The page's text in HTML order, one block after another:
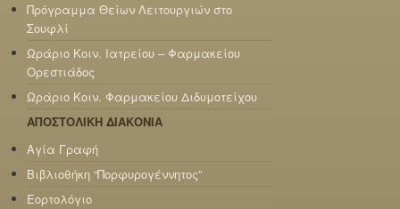
Πρόγραμμα Θείων Λειτουργιών στο
Σουφλί
Ωράριο Κοιν. Ιατρείου – Φαρμακείου
Ορεστιάδος
Ωράριο Κοιν. Φαρμακείου Διδυμοτείχου
ΑΠΟΣΤΟΛΙΚΗ ΔΙΑΚΟΝΙΑ
Αγία Γραφή
Βιβλιοθήκη “Πορφυρογέννητος”
Εορτολόγιο